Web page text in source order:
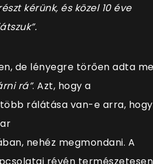
kérünk, és közel 10 éve
de lényegre törően adta
rá”. Azt, hogy a
rálátása van-e arra, hogy
nehéz megmondani. A